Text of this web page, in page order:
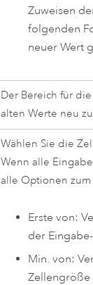
Zuweisen
folgenden
neuer Wert
Der Bereich für
alten Werte neu
Wählen Sie die
Wenn alle
alle Optionen
Erste von:
der
Min. von:
Zellengröße